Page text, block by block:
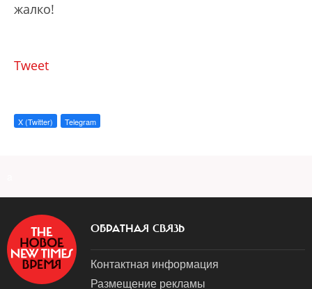
жалко!
Tweet
X (Twitter) Telegram
ОБРАТНАЯ СВЯЗЬ
Контактная информация
Размещение рекламы